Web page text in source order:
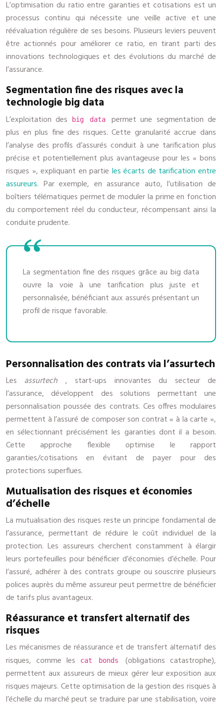
L’optimisation du ratio entre garanties et cotisations est un
processus continu qui nécessite une veille active et une
réévaluation régulière de ses besoins. Plusieurs leviers peuvent
être actionnés pour améliorer ce ratio, en tirant parti des
innovations technologiques et des évolutions du marché de
l’assurance.
Segmentation fine des risques avec la
technologie big data
L’exploitation des big datapermet une segmentation de
plus en plus fine des risques. Cette granularité accrue dans
l’analyse des profils d’assurés conduit à une tarification plus
précise et potentiellement plus avantageuse pour les « bons
risques », expliquant en partie les écarts de tarification entre
assureurs. Par exemple, en assurance auto, l’utilisation de
boîtiers télématiques permet de moduler la prime en fonction
du comportement réel du conducteur, récompensant ainsi la
conduite prudente.
La segmentation fine des risques grâce au big data
ouvre la voie à une tarification plus juste et
personnalisée, bénéficiant aux assurés présentant un
profil de risque favorable.
Personnalisation des contrats via l’assurtech
Les assurtech , start-ups innovantes du secteur de
l’assurance, développent des solutions permettant une
personnalisation poussée des contrats. Ces offres modulaires
permettent à l’assuré de composer son contrat « à la carte »,
en sélectionnant précisément les garanties dont il a besoin.
Cette approche flexible optimise le rapport
garanties/cotisations en évitant de payer pour des
protections superflues.
Mutualisation des risques et économies
d’échelle
La mutualisation des risques reste un principe fondamental de
l’assurance, permettant de réduire le coût individuel de la
protection. Les assureurs cherchent constamment à élargir
leurs portefeuilles pour bénéficier d’économies d’échelle. Pour
l’assuré, adhérer à des contrats groupe ou souscrire plusieurs
polices auprès du même assureur peut permettre de bénéficier
de tarifs plus avantageux.
Réassurance et transfert alternatif des
risques
Les mécanismes de réassurance et de transfert alternatif des
risques, comme les
cat bonds(obligations catastrophe),
permettent aux assureurs de mieux gérer leur exposition aux
risques majeurs. Cette optimisation de la gestion des risques à
l’échelle du marché peut se traduire par une stabilisation, voire